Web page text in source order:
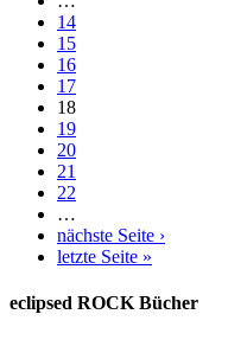
14
15
16
17
18
19
20
21
22
…
nächste Seite ›
letzte Seite »
eclipsed ROCK Bücher